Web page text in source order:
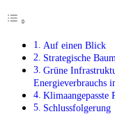
Auf einen Blick
Strategische
Grüne
Energieverbrauchs
Klimaangepasste
Schlussfolgerung